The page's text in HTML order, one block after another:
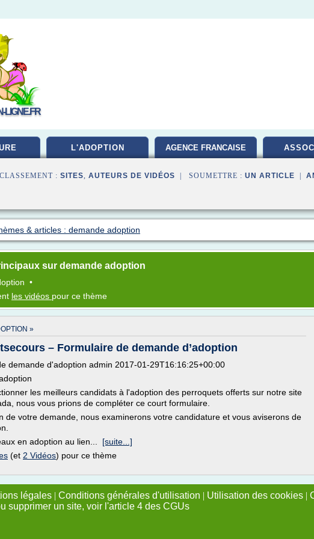
LIGNE.FR
L'ADOPTION AGENCE FRANCAISE
: SITES, AUTEURS DE VIDÉOS | SOUMETTRE : UN ARTICLE
& articles : demande adoption
sur demande adoption
•
les vidéos pour ce thème
»
– Formulaire de demande d’adoption
demande d'adoption admin 2017-01-29T16:16:25+00:00
les meilleurs candidats à l'adoption des perroquets offerts sur notre site
nous vous prions de compléter ce court formulaire.
de votre demande, nous examinerons votre candidature et vous aviserons de
en adoption au lien... [suite...]
(et 2 Vidéos) pour ce thème
légales | Conditions générales d'utilisation | Utilisation des cookies |
supprimer un site, voir l'article 4 des CGUs